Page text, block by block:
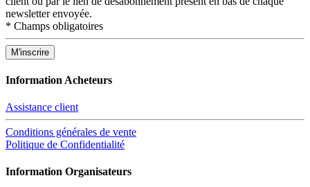
newsletter envoyée.
* Champs obligatoires
Information Acheteurs
Assistance client
Conditions générales de vente
Politique de Confidentialité
Information Organisateurs